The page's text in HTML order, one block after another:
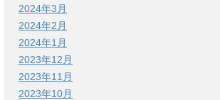
2024年3月
2024年2月
2024年1月
2023年12月
2023年11月
2023年10月